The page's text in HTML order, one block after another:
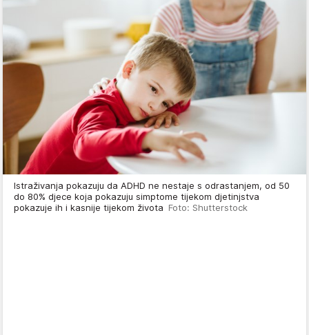
Istraživanja pokazuju da ADHD ne nestaje s odrastanjem, od 50
do 80% djece koja pokazuju simptome tijekom djetinjstva
pokazuje ih i kasnije tijekom života Foto: Shutterstock